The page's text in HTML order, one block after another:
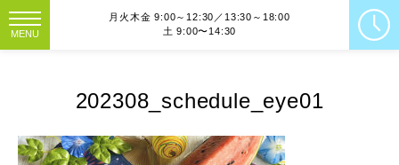
MENU
月火木金 9:00～12:30／13:30～18:00
土 9:00〜14:30
202308_schedule_eye01